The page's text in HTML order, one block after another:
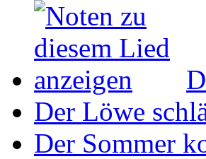
Der Löwe
Der Sommer